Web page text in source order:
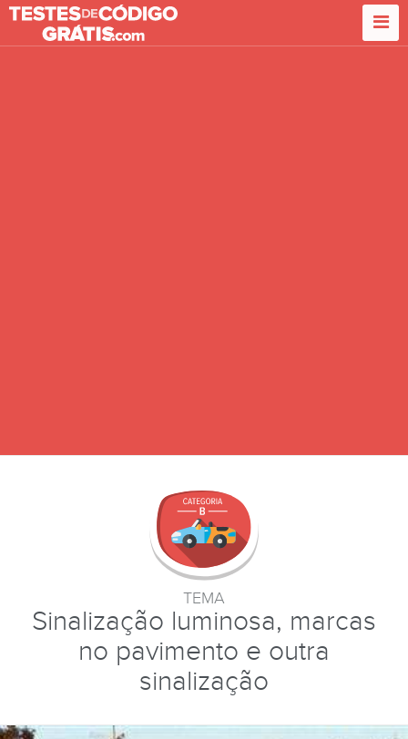
TEMA
Sinalização luminosa, marcas
no pavimento e outra
sinalização